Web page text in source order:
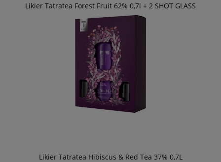
Likier Tatratea Forest Fruit 62% 0,7l + 2 SHOT GLASS
Likier Tatratea Hibiscus & Red Tea 37% 0,7L